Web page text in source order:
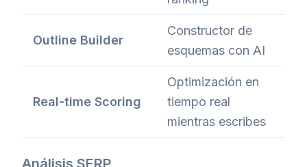
Outline Builder
Constructor de
esquemas con AI
Real-time Scoring
Optimización en
tiempo real
mientras escribes
Análisis SERP